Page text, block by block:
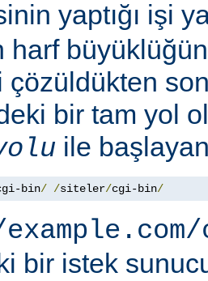
yaptığı işi
harf
çözüldükten
bir tam yol
ile
bin/ /siteler/cgi-bin/
bir istek